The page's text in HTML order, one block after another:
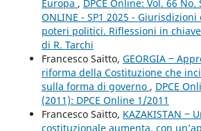
Europa , DPCE Online: Vol. 66 No.
ONLINE - SP1 2025 -
poteri politici. Riflessioni in
di R. Tarchi
Francesco Saitto, GEORGIA ‒
riforma della Costituzione che
sulla forma di governo , DPCE
(2011): DPCE Online 1/2011
Francesco Saitto, KAZAKISTAN ‒
costituzionale aumenta, con